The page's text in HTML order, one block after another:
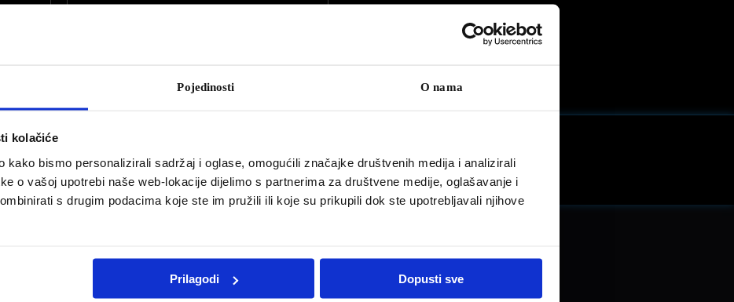
Pojedinosti O nama
kolačiće
kako bismo personalizirali sadržaj i oglase, omogućili značajke društvenih medija i analizirali
o vašoj upotrebi naše web-lokacije dijelimo s partnerima za društvene medije, oglašavanje i
s drugim podacima koje ste im pružili ili koje su prikupili dok ste upotrebljavali njihove
Prilagodi Dopusti sve
Impresum Kontakt i radno vrijeme